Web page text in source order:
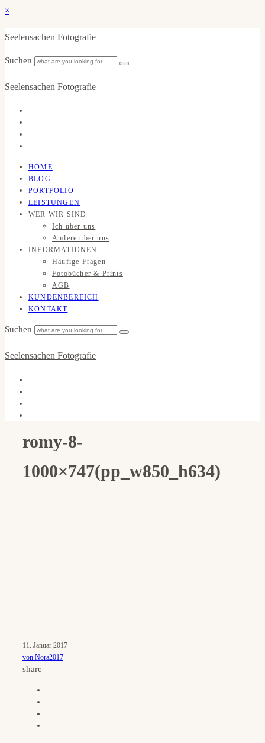
×
Seelensachen Fotografie
Suchen
Seelensachen Fotografie
HOME
BLOG
PORTFOLIO
LEISTUNGEN
WER WIR SIND
Ich über uns
Andere über uns
INFORMATIONEN
Häufige Fragen
Fotobücher & Prints
AGB
KUNDENBEREICH
KONTAKT
Suchen
Seelensachen Fotografie
romy-8-
1000×747(pp_w850_h634)
11. Januar 2017
von Nora2017
share